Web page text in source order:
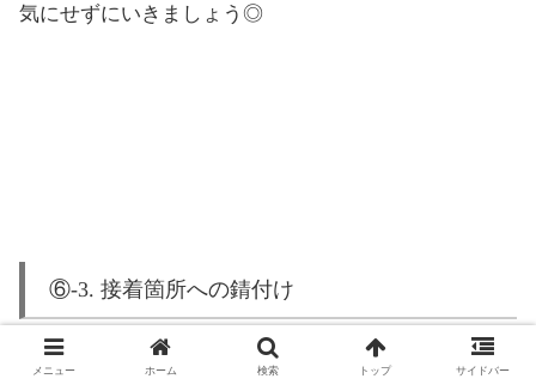
気にせずにいきましょう◎
⑥-3. 接着箇所への錆付け
メニュー ホーム 検索 トップ サイドバー